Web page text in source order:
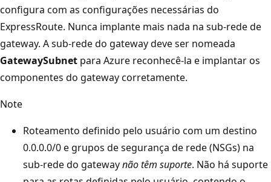
configura com as configurações necessárias do
ExpressRoute. Nunca implante mais nada na sub-rede de
gateway. A sub-rede do gateway deve ser nomeada
GatewaySubnet para Azure reconhecê-la e implantar os
componentes do gateway corretamente.
Note
Roteamento definido pelo usuário com um destino
0.0.0.0/0 e grupos de segurança de rede (NSGs) na
sub-rede do gatewaynão têm suporte. Não há suporte